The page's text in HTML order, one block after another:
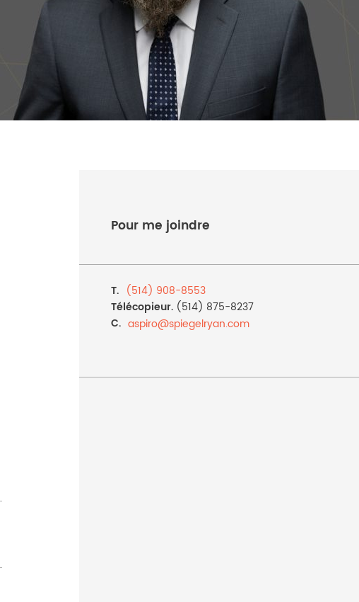
Pour me joindre
T. (514) 908-8553
Télécopieur. (514) 875-8237
C. aspiro@spiegelryan.com